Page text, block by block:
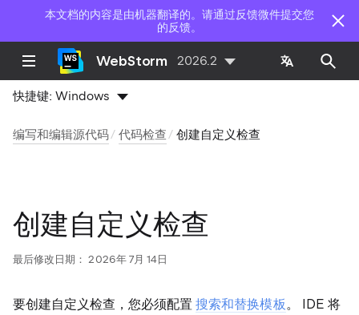
本文档的内容是由机器翻译的。请通过反馈微件提交您
的反馈。
WebStorm 2026.2
快捷键:Windows
编写和编辑源代码 代码检查 创建自定义检查
创建自定义检查
最后修改日期： 2026年 7月 14日
要创建自定义检查，您必须配置搜索和替换模板。 IDE 将